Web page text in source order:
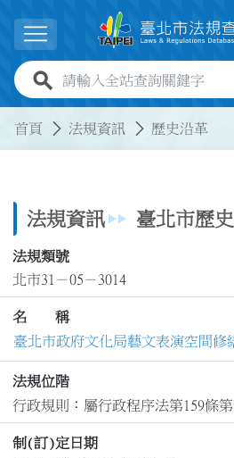
展開選單
全站查詢關鍵字欄位
首頁 法規資訊 歷史沿革
法規資訊 臺北市歷
法規類號
北市31－05－3014
名 稱
臺北市政府文化局藝文表演空間修
法規位階
行政規則：屬行政程序法第159條
制(訂)定日期